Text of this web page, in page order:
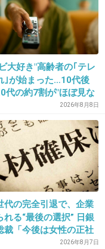
年、小誌に「秋元は不倫
れる。その情報を元に動
続に目を疑うことになっ
大好き"高齢者の｢テレ
｣が始まった…10代後
代の約7割が"ほぼ見な
撃の最新データ2026年8月8日
代の完全引退で、企業
れる“最後の選択” 日銀
裁「今後は女性の正社
外国人の人材活用が
2026年8月7日